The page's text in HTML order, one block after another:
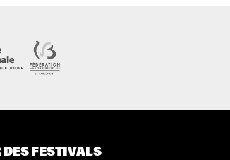
DES FESTIVALS